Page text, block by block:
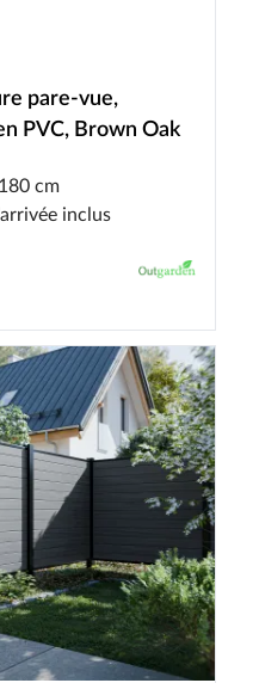
pare-vue,
PVC, Brown Oak
cm
inclus